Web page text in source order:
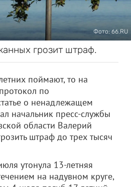
Фото: 66.RU
грозит штраф.
поймают, то на
по
о ненадлежащем
начальник пресс-службы
области Валерий
штраф до трех тысяч
утонула 13-летняя
на надувном круге,